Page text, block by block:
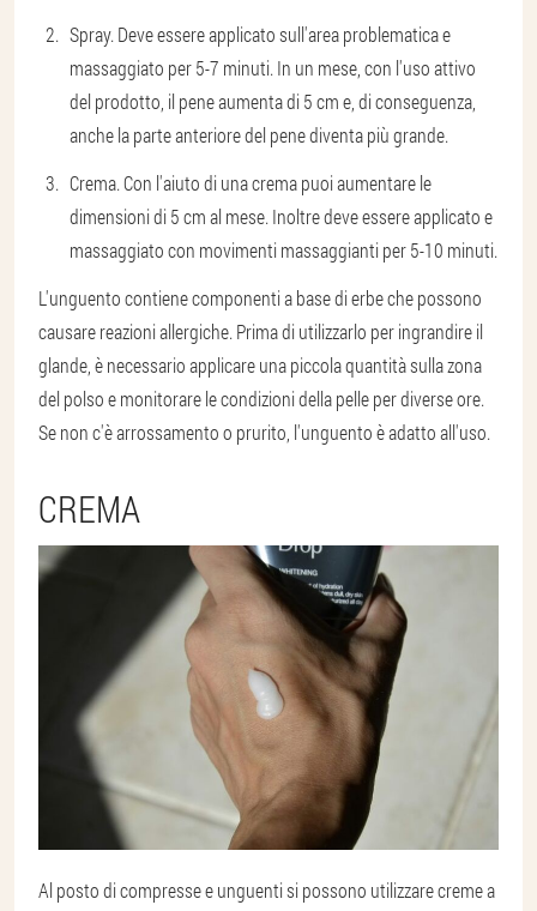
Spray. Deve essere applicato sull'area problematica e
massaggiato per 5-7 minuti. In un mese, con l'uso attivo
del prodotto, il pene aumenta di 5 cm e, di conseguenza,
anche la parte anteriore del pene diventa più grande.
Crema. Con l'aiuto di una crema puoi aumentare le
dimensioni di 5 cm al mese. Inoltre deve essere applicato e
massaggiato con movimenti massaggianti per 5-10 minuti.
L'unguento contiene componenti a base di erbe che possono
causare reazioni allergiche. Prima di utilizzarlo per ingrandire il
glande, è necessario applicare una piccola quantità sulla zona
del polso e monitorare le condizioni della pelle per diverse ore.
Se non c'è arrossamento o prurito, l'unguento è adatto all'uso.
CREMA
Al posto di compresse e unguenti si possono utilizzare creme a